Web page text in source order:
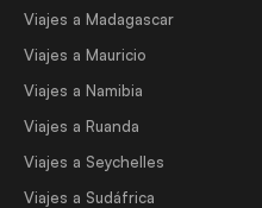
Viajes a Madagascar
Viajes a Mauricio
Viajes a Namibia
Viajes a Ruanda
Viajes a Seychelles
Viajes a Sudáfrica